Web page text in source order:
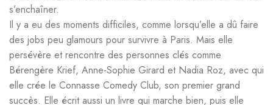
s’enchaîner.
Il y a eu des moments difficiles, comme lorsqu’elle a dû faire
des jobs peu glamours pour survivre à Paris. Mais elle
persévère et rencontre des personnes clés comme
Bérengère Krief, Anne-Sophie Girard et Nadia Roz, avec qui
elle crée le Connasse Comedy Club, son premier grand
succès. Elle écrit aussi un livre qui marche bien, puis elle